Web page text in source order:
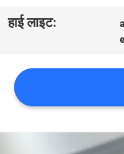
समाचार
एक
उद्धरण
की
हाई लाइट: